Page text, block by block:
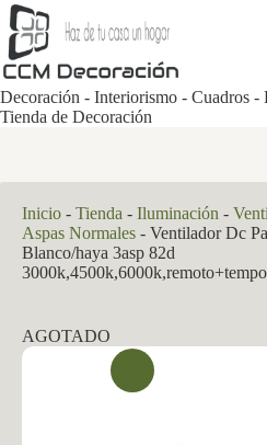
Saltar
al
contenido
Decoración - Interiorismo - Cuadros -
Tienda de Decoración
Inicio - Tienda - Iluminación -
Aspas Normales - Ventilador Dc
Blanco/haya 3asp 82d
AGOTADO